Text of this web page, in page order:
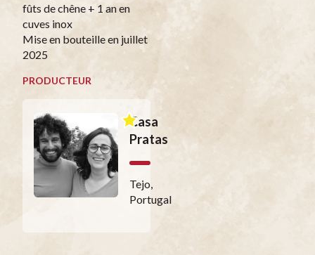
fûts de chêne + 1 an en
cuves inox
Mise en bouteille en juillet
2025
PRODUCTEUR
Casa
Pratas
Tejo,
Portugal